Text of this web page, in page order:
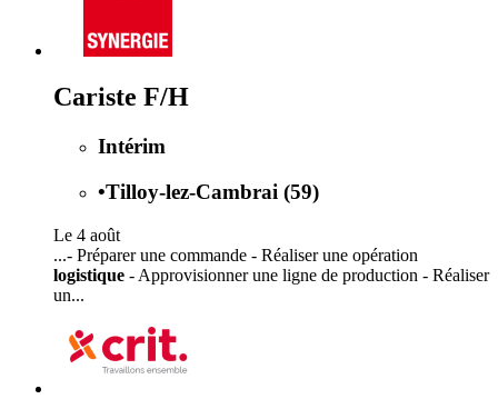
Cariste F/H
Intérim
•Tilloy-lez-Cambrai (59)
Le 4 août
...- Préparer une commande - Réaliser une opération
logistique - Approvisionner une ligne de production - Réaliser
un...